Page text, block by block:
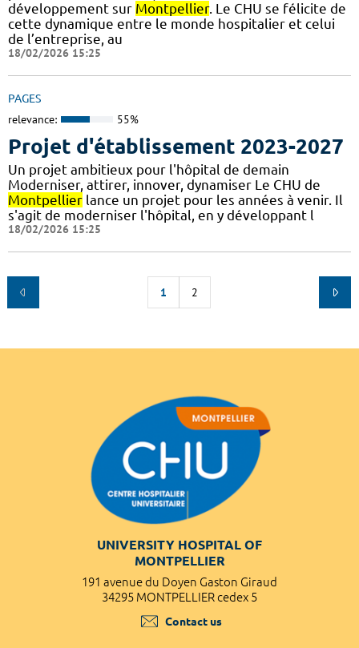
développement sur Montpellier. Le CHU se félicite de
cette dynamique entre le monde hospitalier et celui
de l’entreprise, au
18/02/2026 15:25
PAGES
relevance: 55%
Projet d'établissement 2023-2027
Un projet ambitieux pour l'hôpital de demain
Moderniser, attirer, innover, dynamiser Le CHU de
Montpellier lance un projet pour les années à venir. Il
s'agit de moderniser l'hôpital, en y développant l
18/02/2026 15:25
1 2
UNIVERSITY HOSPITAL OF
MONTPELLIER
191 avenue du Doyen Gaston Giraud
34295 MONTPELLIER cedex 5
Contact us